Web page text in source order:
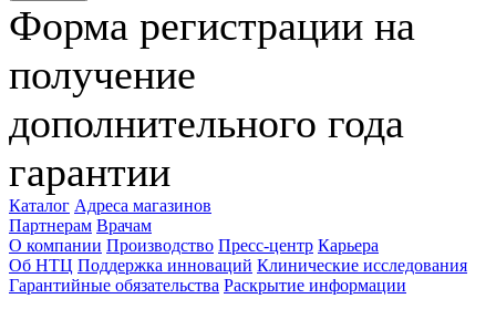
Форма регистрации на
получение
дополнительного года
гарантии
Каталог Адреса магазинов
Партнерам Врачам
О компании Производство Пресс-центр Карьера
Об НТЦ Поддержка инноваций Клинические исследования
Гарантийные обязательства Раскрытие информации